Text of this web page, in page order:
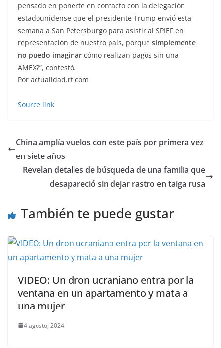
pensado en ponerte en contacto con la delegación
estadounidense que el presidente Trump envió esta
semana a San Petersburgo para asistir al SPIEF en
representación de nuestro país, porque simplemente
no puedo imaginar cómo realizan pagos sin una
AMEX?”, contestó.
Por actualidad.rt.com
Source link
China amplía vuelos con este país por primera vez
en siete años
Revelan detalles de búsqueda de una familia que
desapareció sin dejar rastro en taiga rusa
También te puede gustar
VIDEO: Un dron ucraniano entra por la
ventana en un apartamento y mata a
una mujer
4 agosto, 2024